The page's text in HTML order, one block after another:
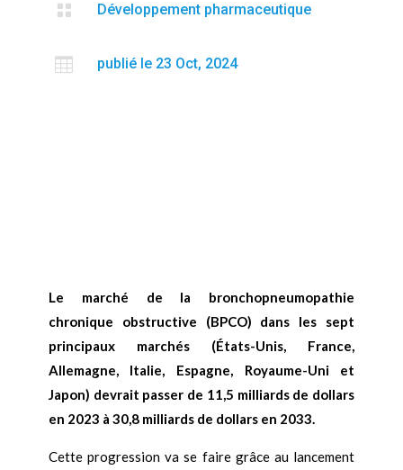
 Développement pharmaceutique
 publié le 23 Oct, 2024
Le marché de la bronchopneumopathie
chronique obstructive (BPCO) dans les sept
principaux marchés (États-Unis, France,
Allemagne, Italie, Espagne, Royaume-Uni et
Japon) devrait passer de 11,5 milliards de dollars
en 2023 à 30,8 milliards de dollars en 2033.
Cette progression va se faire grâce au lancement